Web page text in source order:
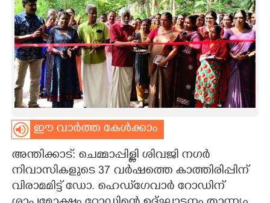
SPIRITUAL
INFO+
ART
CARTOONS
LITERATURE
ഈ വാർത്ത കേൾക്കാം
അന്തിക്കാട്: ചെമ്മാപ്പിള്ളി ശിവജി നഗർ
നിവാസികളുടെ 37 വർഷത്തെ കാത്തിരിപ്പിന്
വിരാമമിട്ട് ഡോ. ഹെഡ്‌ഗേവാർ റോഡിന്